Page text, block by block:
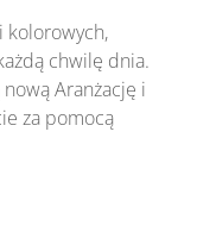
kolorowych,
chwilę dnia.
Aranżację i
za pomocą